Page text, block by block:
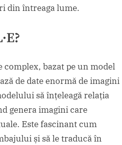
din întreaga lume.
?
complex, bazat pe un model
de date enormă de imagini
să înțeleagă relația
genera imagini care
Este fascinant cum
și să le traducă în